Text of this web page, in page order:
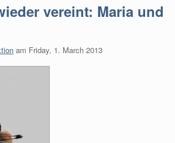
vereint: Maria und
am Friday, 1. March 2013